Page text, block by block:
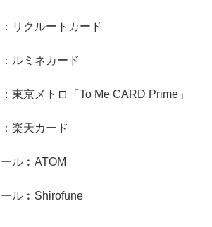
リクルートカード
ルミネカード
東京メトロ「To Me CARD Prime」
楽天カード
ル︰ATOM
ル︰Shirofune